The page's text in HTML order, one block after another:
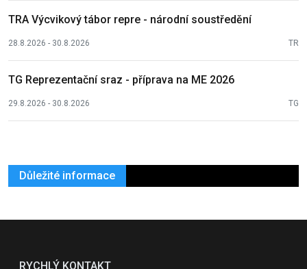
TRA Výcvikový tábor repre - národní soustředění
28.8.2026 - 30.8.2026 TR
TG Reprezentační sraz - příprava na ME 2026
29.8.2026 - 30.8.2026 TG
Důležité informace
RYCHLÝ KONTAKT